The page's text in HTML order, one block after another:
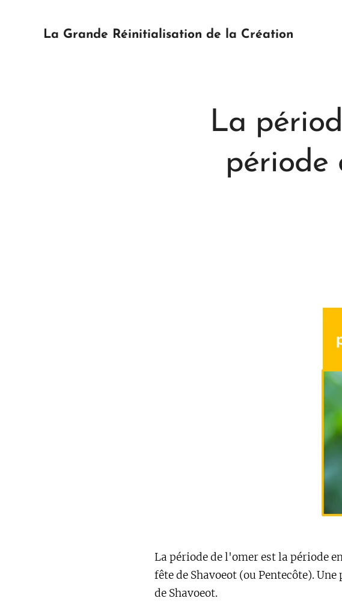
La Grande Réinitialisation de la Création
La
période
La période de l'omer est la période
fête de Shavoeot (ou Pentecôte).
de Shavoeot.